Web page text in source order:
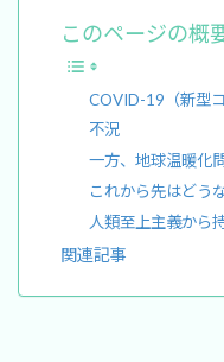
このページの概
COVID-19（新型
不況
一方、地球温暖化
これから先はどう
人類至上主義から
関連記事